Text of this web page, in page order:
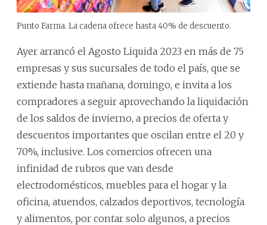
Punto Farma. La cadena ofrece hasta 40% de descuento.
Ayer arrancó el Agosto Liquida 2023 en más de 75
empresas y sus sucursales de todo el país, que se
extiende hasta mañana, domingo, e invita a los
compradores a seguir aprovechando la liquidación
de los saldos de invierno, a precios de oferta y
descuentos importantes que oscilan entre el 20 y
70%, inclusive. Los comercios ofrecen una
infinidad de rubros que van desde
electrodomésticos, muebles para el hogar y la
oficina, atuendos, calzados deportivos, tecnología
y alimentos, por contar solo algunos, a precios